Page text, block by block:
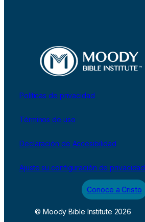
Políticas de privacidad
Términos de uso
Declaración de Accesibilidad
Ajuste su configuración de privacidad
Conoce a Cristo
© Moody Bible Institute 2026